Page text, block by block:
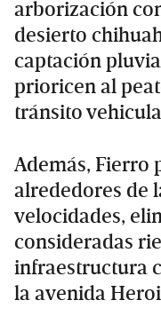
arborización
desierto
captación
prioricen al
tránsito
Además, Fierro
alrededores de
velocidades,
consideradas
infraestructura
la avenida